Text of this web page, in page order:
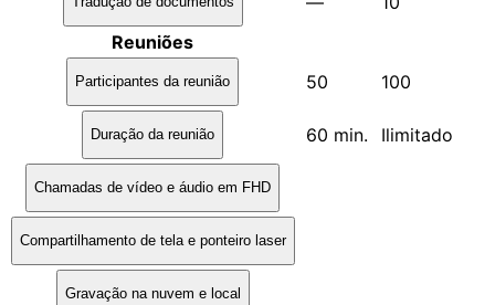
Reuniões
Participantes da reunião 50 100
Duração da reunião 60 min. Ilimitado
Chamadas de vídeo e áudio em FHD
Compartilhamento de tela e ponteiro laser
Gravação na nuvem e local